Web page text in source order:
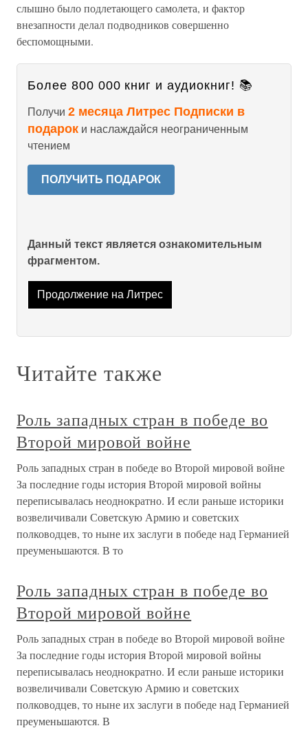
слышно было подлетающего самолета, и фактор
внезапности делал подводников совершенно
беспомощными.
Более 800 000 книг и аудиокниг! 📚
Получи 2 месяца Литрес Подписки в
подарок и наслаждайся неограниченным
чтением
ПОЛУЧИТЬ ПОДАРОК
Данный текст является ознакомительным
фрагментом.
Продолжение на Литрес
Читайте также
Роль западных стран в победе во
Второй мировой войне
Роль западных стран в победе во Второй мировой войне
За последние годы история Второй мировой войны
переписывалась неоднократно. И если раньше историки
возвеличивали Советскую Армию и советских
полководцев, то ныне их заслуги в победе над Германией
преуменьшаются. В то
Роль западных стран в победе во
Второй мировой войне
Роль западных стран в победе во Второй мировой войне
За последние годы история Второй мировой войны
переписывалась неоднократно. И если раньше историки
возвеличивали Советскую Армию и советских
полководцев, то ныне их заслуги в победе над Германией
преуменьшаются. В